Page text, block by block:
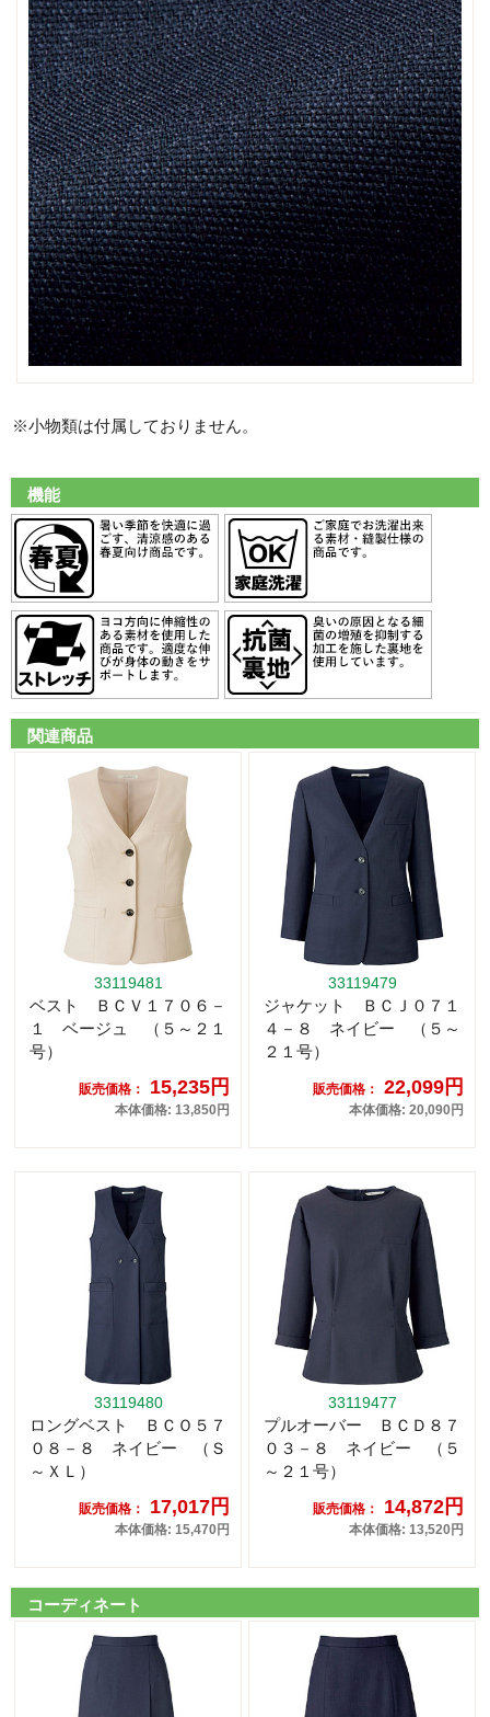
※小物類は付属しておりません。
機能
関連商品
33119481
ベスト ＢＣＶ１７０６－
１ ベージュ （５～２１
号）
販売価格： 15,235円
本体価格: 13,850円
33119479
ジャケット ＢＣＪ０７１
４－８ ネイビー （５～
２１号）
販売価格： 22,099円
本体価格: 20,090円
33119480
ロングベスト ＢＣＯ５７
０８－８ ネイビー （Ｓ
～ＸＬ）
販売価格： 17,017円
本体価格: 15,470円
33119477
プルオーバー ＢＣＤ８７
０３－８ ネイビー （５
～２１号）
販売価格： 14,872円
本体価格: 13,520円
コーディネート